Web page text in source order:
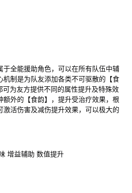
于全能援助角色，可以在所有队伍中辅
机制是为队友添加各类不可驱散的【食
为友方提供不同的属性提升及特殊效
外的【食韵】，提升受治疗效果，根
活伤害及减伤提升效果，可以极大的
增益辅助 数值提升